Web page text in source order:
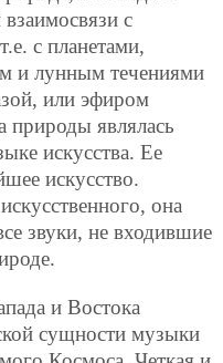
с
с планетами,
и лунным течениями
или эфиром
природы являлась
искусства. Ее
искусство.
она
звуки, не входившие
и Востока
сущности музыки